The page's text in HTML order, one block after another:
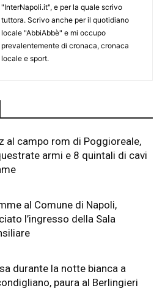
"InterNapoli.it", e per la quale scrivo
tuttora. Scrivo anche per il quotidiano
locale "AbbiAbbè" e mi occupo
prevalentemente di cronaca, cronaca
locale e sport.
al campo rom di Poggioreale,
armi e 8 quintali di cavi
al Comune di Napoli,
l’ingresso della Sala
durante la notte bianca a
paura al Berlingieri